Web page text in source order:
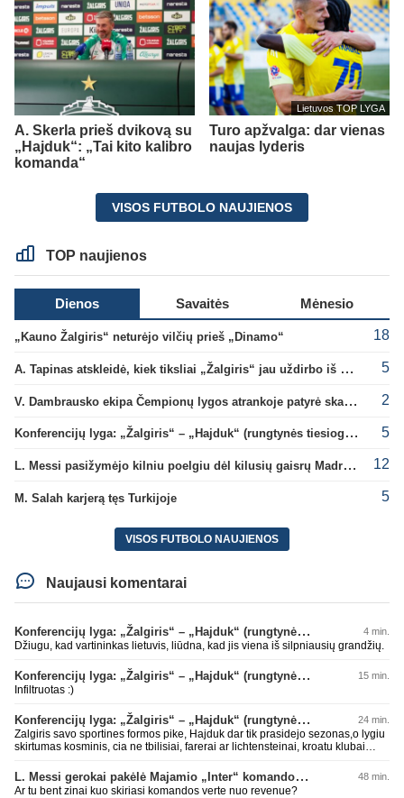
A. Skerla prieš dvikovą su
„Hajduk“: „Tai kito kalibro
komanda“
Lietuvos TOP LYGA
Turo apžvalga: dar vienas
naujas lyderis
VISOS FUTBOLO NAUJIENOS
TOP naujienos
Dienos Savaitės Mėnesio
„Kauno Žalgiris“ neturėjo vilčių prieš „Dinamo“ 18
A. Tapinas atskleidė, kiek tiksliai „Žalgiris“ jau uždirbo iš UEFA premijų 5
V. Dambrausko ekipa Čempionų lygos atrankoje patyrė skaudžią nesėkmę 2
Konferencijų lyga: „Žalgiris“ – „Hajduk“ (rungtynės tiesiogiai) 5
L. Messi pasižymėjo kilniu poelgiu dėl kilusių gaisrų Madride 12
M. Salah karjerą tęs Turkijoje 5
VISOS FUTBOLO NAUJIENOS
Naujausi komentarai
Konferencijų lyga: „Žalgiris“ – „Hajduk“ (rungtynės tiesiogiai) 4 min.
Džiugu, kad vartininkas lietuvis, liūdna, kad jis viena iš silpniausių grandžių.
Konferencijų lyga: „Žalgiris“ – „Hajduk“ (rungtynės tiesiogiai) 15 min.
Infiltruotas :)
Konferencijų lyga: „Žalgiris“ – „Hajduk“ (rungtynės tiesiogiai) 24 min.
Zalgiris savo sportines formos pike, Hajduk dar tik prasidejo sezonas,o lygiu
skirtumas kosminis, cia ne tbilisiai, farerai ar lichtensteinai, kroatu klubai
10 metu kitu stebuklingu rungtyniu pries koki kysiniovo metalista
L. Messi gerokai pakėlė Majamio „Inter“ komandos vertę 48 min.
Ar tu bent zinai kuo skiriasi komandos verte nuo revenue?